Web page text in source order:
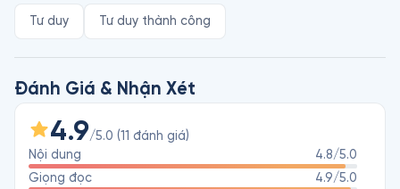
Michael Hyatt là tác giả, diễn giả, podcaster và blogger
sách về khả năng lãnh đạo, năng suất và thiết lập mục tiêu,
bao gồm Kế Hoạch 5 Bước Để Đạt Được Mục Tiêu. Năm 2017,
Hyatt hoàn chỉnh thiết kế Công cụ giúp người dùng dễ dàng
lập kế hoạch hướng đến các mục tiêu đề ra, từ đó chấm dứt
những tháng ngày hỗn loạn để chào đón sự bình yên, tự tin và
thành công.
Tư duy Tư duy thành công
Đánh Giá & Nhận Xét
4.9/5.0 (11 đánh giá)
Nội dung
4.8/5.0
Giọng đọc
4.9/5.0